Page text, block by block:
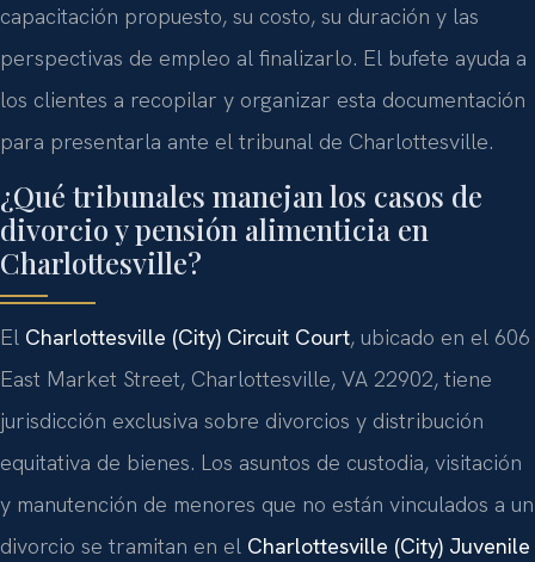
capacitación propuesto, su costo, su duración y las
perspectivas de empleo al finalizarlo. El bufete ayuda a
los clientes a recopilar y organizar esta documentación
para presentarla ante el tribunal de Charlottesville.
¿Qué tribunales manejan los casos de
divorcio y pensión alimenticia en
Charlottesville?
El Charlottesville (City) Circuit Court, ubicado en el 606
East Market Street, Charlottesville, VA 22902, tiene
jurisdicción exclusiva sobre divorcios y distribución
equitativa de bienes. Los asuntos de custodia, visitación
y manutención de menores que no están vinculados a un
divorcio se tramitan en el Charlottesville (City) Juvenile